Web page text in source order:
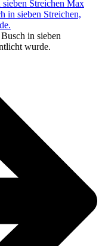
Streichen Max
in sieben Streichen,
in sieben
wurde.